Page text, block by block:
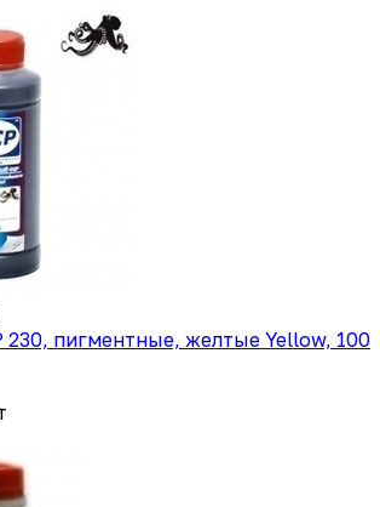
230, пигментные, желтые Yellow, 100